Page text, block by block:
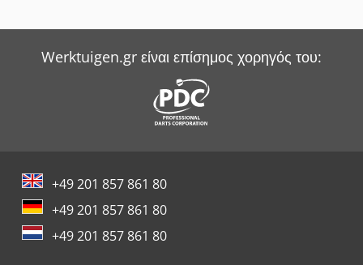
Werktuigen.gr είναι επίσημος χορηγός του:
+49 201 857 861 80
+49 201 857 861 80
+49 201 857 861 80